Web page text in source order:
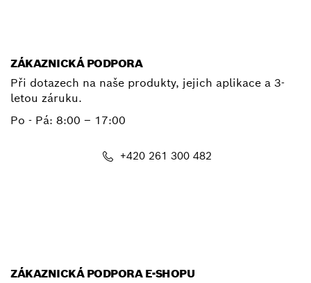
ZÁKAZNICKÁ PODPORA
Při dotazech na naše produkty, jejich aplikace a 3-
letou záruku.
Po - Pá: 8:00 – 17:00
+420 261 300 482
ZÁKAZNICKÁ PODPORA E-SHOPU